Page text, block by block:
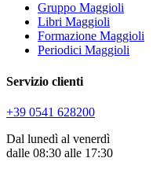
Gruppo Maggioli
Libri Maggioli
Formazione Maggioli
Periodici Maggioli
Servizio clienti
+39 0541 628200
Dal lunedì al venerdì
dalle 08:30 alle 17:30